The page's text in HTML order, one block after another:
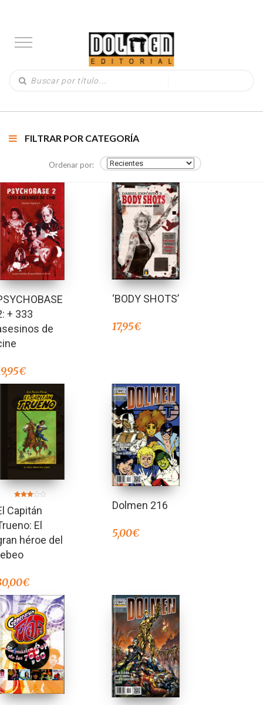
FILTRAR POR CATEGORÍA
Ordenar por:
+ 333
de
€
‘BODY SHOTS’
17,95€
en
3.00
Capitán
El
héroe del
€
Dolmen 216
5,00€